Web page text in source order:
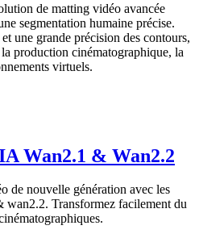
de matting vidéo avancée
segmentation humaine précise.
une grande précision des contours,
production cinématographique, la
virtuels.
Wan2.1 & Wan2.2
de nouvelle génération avec les
wan2.2. Transformez facilement du